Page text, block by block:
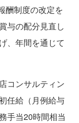
酬制度の改定を
与の配分見直し
、年間を通じて
コンサルティン
任給（月例給与
手当20時間相当